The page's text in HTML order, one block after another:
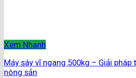
Xem Nhanh
Máy sáy vĩ ngang 500kg – Giải
nông sản